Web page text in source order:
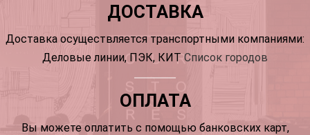
ДОСТАВКА
Доставка осуществляется транспортными компаниями:
Деловые линии, ПЭК, КИТ Список городов
ОПЛАТА
Вы можете оплатить с помощью банковских карт,